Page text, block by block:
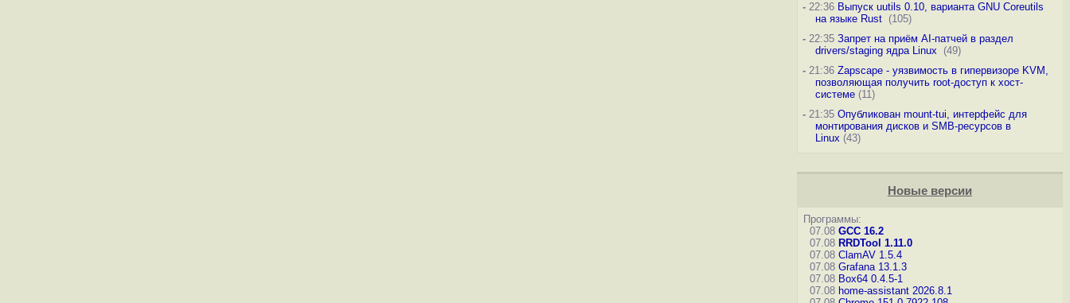
-22:36 Выпуск uutils 0.10, варианта GNU Coreutils
на языке Rust (105)
-22:35 Запрет на приём AI-патчей в раздел
drivers/staging ядра Linux
(49)
-21:36 Zapscape - уязвимость в гипервизоре KVM,
позволяющая получить root-доступ к хост-
системе(11)
-21:35 Опубликован mount-tui, интерфейс для
монтирования дисков и SMB-ресурсов в
Linux (43)
Новые версии
Программы:
07.08 GCC 16.2
07.08 RRDTool 1.11.0
07.08 ClamAV 1.5.4
07.08 Grafana 13.1.3
07.08 Box64 0.4.5-1
07.08 home-assistant 2026.8.1